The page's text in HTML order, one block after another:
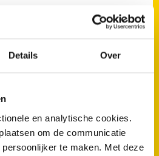
Details Over
en analytische cookies.
om de communicatie
te maken. Met deze
de afvoer
stank
via
af?